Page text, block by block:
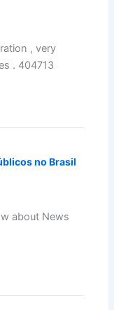
, very
. 404713
no Brasil
about News